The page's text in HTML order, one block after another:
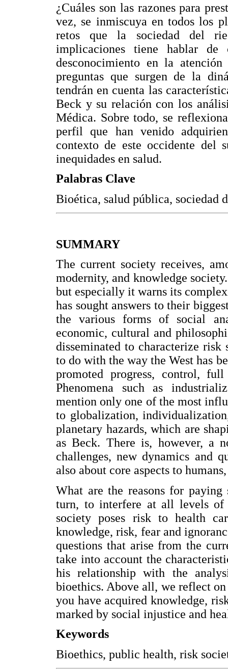
¿Cuáles son las razones para
vez, se inmiscuya en todos los
retos que la sociedad del
implicaciones tiene hablar de
desconocimiento en la
preguntas que surgen de la
tendrán en cuenta las
Beck y su relación con los
Médica. Sobre todo, se
perfil que han venido
contexto de este occidente del
inequidades en salud.
Palabras Clave
Bioética, salud pública, sociedad
SUMMARY
The current society receives,
modernity, and knowledge
but especially it warns its
has sought answers to their
the various forms of social
economic, cultural and
disseminated to characterize
to do with the way the West has
promoted progress, control,
Phenomena such as
mention only one of the most
to globalization,
planetary hazards, which are
as Beck. There is, however, a
challenges, new dynamics and
also about core aspects to
What are the reasons for
turn, to interfere at all levels of
society poses risk to health
knowledge, risk, fear and
questions that arise from the
take into account the
his relationship with the
bioethics. Above all, we reflect
you have acquired knowledge,
marked by social injustice and
Keywords
Bioethics, public health, risk